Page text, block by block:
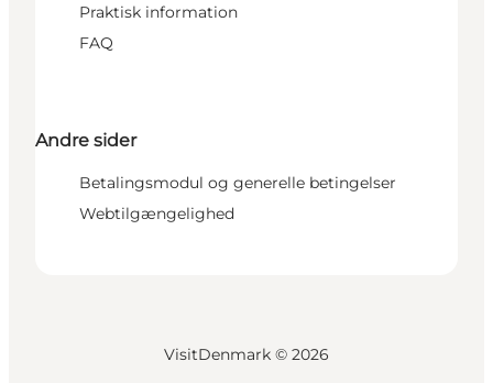
Praktisk information
FAQ
Andre sider
Betalingsmodul og generelle betingelser
Webtilgængelighed
VisitDenmark © 2026